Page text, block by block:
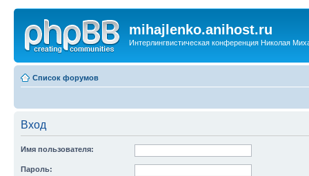
mihajlenko.anihost.ru
Интерлингвистическая конференция Николая
Список форумов
Вход
Имя пользователя:
Пароль: